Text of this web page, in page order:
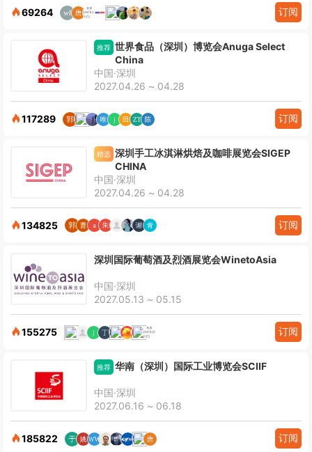
69264 订阅
推荐 世界食品（深圳）博览会Anuga Select
China
中国·深圳
2027.04.26 ~ 04.28
117289 订阅
精选 深圳手工冰淇淋烘焙及咖啡展览会SIGEP
CHINA
中国·深圳
2027.04.26 ~ 04.28
134825 订阅
深圳国际葡萄酒及烈酒展览会WinetoAsia
中国·深圳
2027.05.13 ~ 05.15
155275 订阅
推荐 华南（深圳）国际工业博览会SCIIF
中国·深圳
2027.06.16 ~ 06.18
185822 订阅